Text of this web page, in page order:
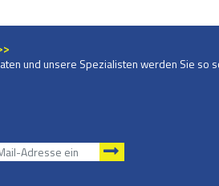
und unsere Spezialisten werden Sie so